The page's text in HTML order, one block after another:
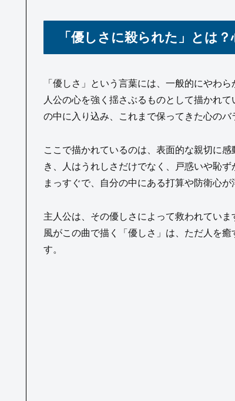
「優しさに殺られた」とは
「優しさ」という言葉には、一般的にやわ
人公の心を強く揺さぶるものとして描かれ
の中に入り込み、これまで保ってきた心のバ
ここで描かれているのは、表面的な親切に
き、人はうれしさだけでなく、戸惑いや恥
まっすぐで、自分の中にある打算や防衛心が
主人公は、その優しさによって救われてい
風がこの曲で描く「優しさ」は、ただ人を
す。